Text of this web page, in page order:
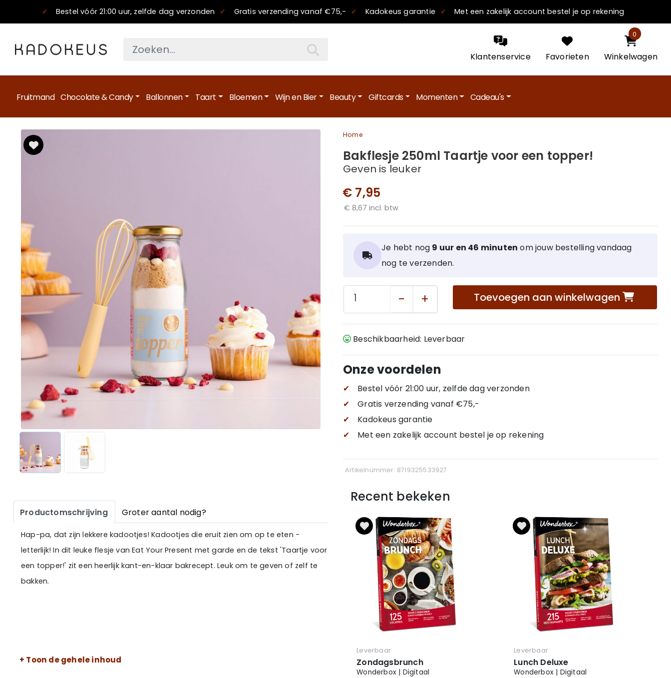
✔ Bestel vóór 21:00 uur, zelfde dag verzonden ✔ Gratis verzendingvanaf €75,- ✔ Kadokeus garantie ✔ Met een zakelijk account bestel je op rekening
Klantenservice Favorieten
0
Winkelwagen
Fruitmand Chocolate & Candy Ballonnen Taart Bloemen Wijn en Bier Beauty Giftcards Momenten Cadeau's
Productomschrijving Groter aantal nodig?
Hap-pa, dat zijn lekkere kadootjes! Kadootjes die eruit zien om op te eten -
letterlijk! In dit leuke flesje van Eat Your Present met garde en de tekst 'Taartje voor
een topper!' zit een heerlijk kant-en-klaar bakrecept. Leuk om te geven of zelf te
bakken.
+ Toon de gehele inhoud
Home
Bakflesje 250ml Taartje voor een topper!
Geven is leuker
€ 7,95
€ 8,67 incl. btw
Je hebt nog 9 uur en 46 minuten om jouw bestelling vandaag
nog te verzenden.
- + Toevoegen aan winkelwagen
Beschikbaarheid: Leverbaar
Onze voordelen
✔
Bestel vóór 21:00 uur, zelfde dag verzonden
✔
Gratis verzending vanaf €75,-
✔
Kadokeus garantie
✔
Met een zakelijk account bestel je op rekening
Artikelnummer: 8719325533927
Recent bekeken
Leverbaar
Zondagsbrunch
Wonderbox | Digitaal
Leverbaar
Lunch Deluxe
Wonderbox | Digitaal